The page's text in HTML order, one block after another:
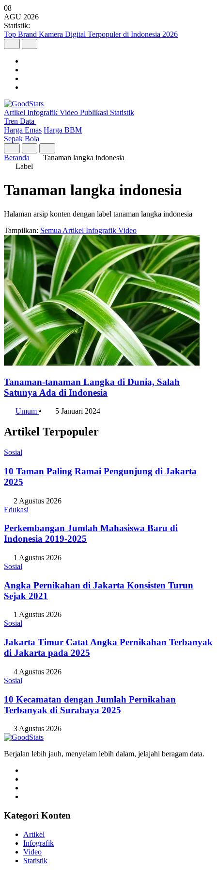
08
AGU 2026
Statistik:
Top Brand Kamera Digital Terpopuler di Indonesia 2026
Artikel Infografik Video Publikasi Statistik
Tren Data
Harga Emas Harga BBM
Sepak Bola
Beranda
Tanaman langka indonesia
Label
Tanaman langka indonesia
Halaman arsip konten dengan label tanaman langka indonesia
Tampilkan: Semua Artikel Infografik Video
Tanaman-tanaman Langka di Dunia, Salah
Satunya Ada di Indonesia
Umum • 5 Januari 2024
Artikel Terpopuler
Sosial
10 Taman Paling Ramai Pengunjung di Jakarta
2025
2 Agustus 2026
Edukasi
Perkembangan Jumlah Mahasiswa Baru di
Indonesia 2019-2025
1 Agustus 2026
Sosial
Angka Pernikahan di Jakarta Konsisten Turun
Sejak 2021
1 Agustus 2026
Sosial
Jakarta Timur Catat Angka Pernikahan Terbanyak
di Jakarta pada 2025
4 Agustus 2026
Sosial
10 Kecamatan dengan Jumlah Pernikahan
Terbanyak di Surabaya 2025
3 Agustus 2026
Berjalan lebih jauh, menyelam lebih dalam, jelajahi beragam data.
Kategori Konten
Artikel
Infografik
Video
Statistik